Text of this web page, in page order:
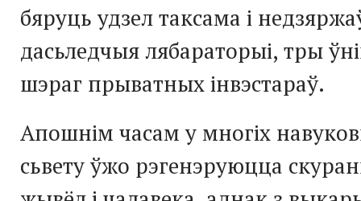
бяруць удзел таксама і
дасьледчыя лябараторыі, тры
шэраг прыватных інвэстараў.
Апошнім часам у многіх
сьвету ўжо рэгенэруюцца